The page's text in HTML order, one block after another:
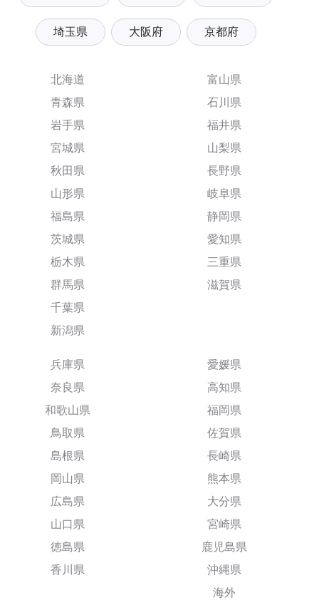
埼玉県 大阪府 京都府
北海道
青森県
岩手県
宮城県
秋田県
山形県
福島県
茨城県
栃木県
群馬県
千葉県
新潟県
富山県
石川県
福井県
山梨県
長野県
岐阜県
静岡県
愛知県
三重県
滋賀県
兵庫県
奈良県
和歌山県
鳥取県
島根県
岡山県
広島県
山口県
徳島県
香川県
愛媛県
高知県
福岡県
佐賀県
長崎県
熊本県
大分県
宮崎県
鹿児島県
沖縄県
海外